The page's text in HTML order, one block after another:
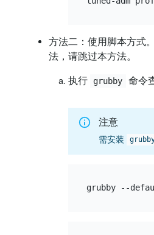
方法二：使用脚本方式
法，请跳过本方法。
执行 grubby 命令
注意
需安装